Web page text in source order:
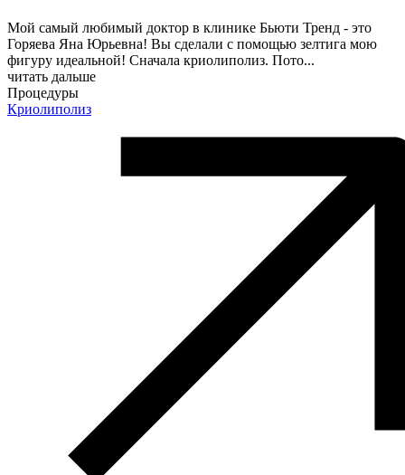
Мой самый любимый доктор в клинике Бьюти Тренд - это
Горяева Яна Юрьевна! Вы сделали с помощью зелтига мою
фигуру идеальной! Сначала криолиполиз. Пото...
читать дальше
Процедуры
Криолиполиз